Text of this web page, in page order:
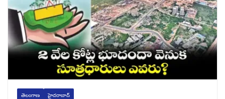
తెలంగాణ హైదరాబాద్